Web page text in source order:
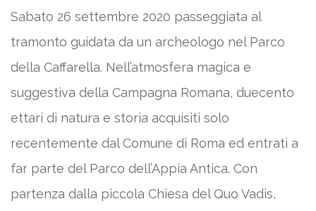
Sabato 26 settembre 2020 passeggiata al
tramonto guidata da un archeologo nel Parco
della Caffarella. Nell’atmosfera magica e
suggestiva della Campagna Romana, duecento
ettari di natura e storia acquisiti solo
recentemente dal Comune di Roma ed entrati a
far parte del Parco dell’Appia Antica. Con
partenza dalla piccola Chiesa del Quo Vadis,